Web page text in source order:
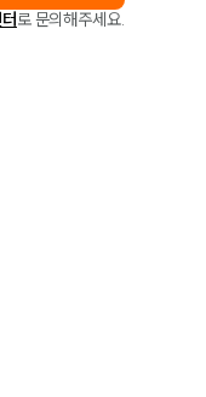
로 문의해주세요.